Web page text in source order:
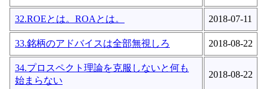
32.ROEとは。ROAとは。 2018-07-11
33.銘柄のアドバイスは全部無視しろ 2018-08-22
34.プロスペクト理論を克服しないと何も
始まらない
2018-08-22